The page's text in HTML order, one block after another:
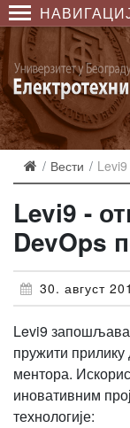
Вести
Levi9 -
DevOps
30. август
Levi9 запошљава
пружити прилику
ментора.
иновативним
технологије: